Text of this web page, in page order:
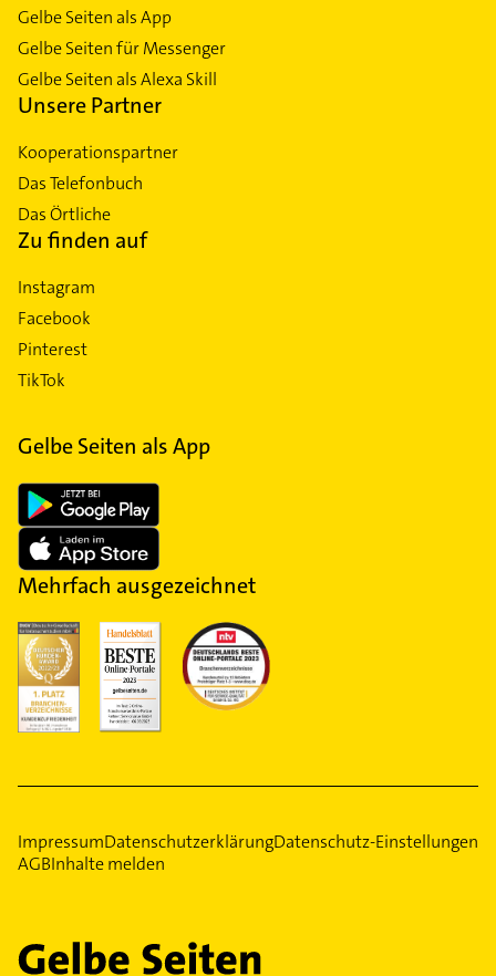
Gelbe Seiten als App
Gelbe Seiten für Messenger
Gelbe Seiten als Alexa Skill
Unsere Partner
Kooperationspartner
Das Telefonbuch
Das Örtliche
Zu finden auf
Instagram
Facebook
Pinterest
TikTok
Gelbe Seiten als App
Mehrfach ausgezeichnet
ImpressumDatenschutzerklärungDatenschutz-Einstellungen
AGBInhalte melden